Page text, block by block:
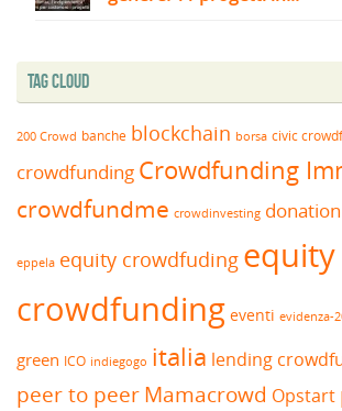
Tag Cloud
200 Crowd banche blockchain borsa civic
crowdfunding Crowdfunding
crowdfundme crowdinvesting
eppela equity crowdfuding equity
crowdfunding eventi evidenza-
green ICO indiegogo italia lending
peer to peerMamacrowd Opstart